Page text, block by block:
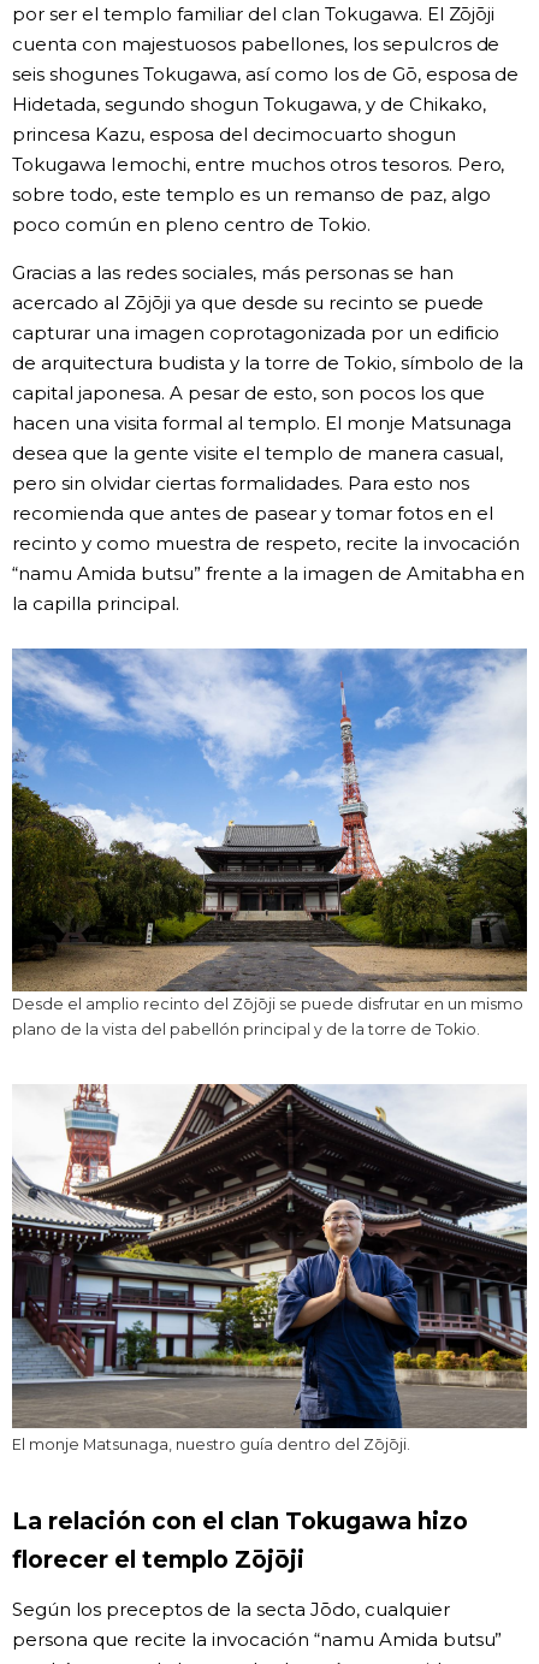
por ser el templo familiar del clan Tokugawa. El Zōjōji
cuenta con majestuosos pabellones, los sepulcros de
seis shogunes Tokugawa, así como los de Gō, esposa de
Hidetada, segundo shogun Tokugawa, y de Chikako,
princesa Kazu, esposa del decimocuarto shogun
Tokugawa Iemochi, entre muchos otros tesoros. Pero,
sobre todo, este templo es un remanso de paz, algo
poco común en pleno centro de Tokio.
Gracias a las redes sociales, más personas se han
acercado al Zōjōji ya que desde su recinto se puede
capturar una imagen coprotagonizada por un edificio
de arquitectura budista y la torre de Tokio, símbolo de la
capital japonesa. A pesar de esto, son pocos los que
hacen una visita formal al templo. El monje Matsunaga
desea que la gente visite el templo de manera casual,
pero sin olvidar ciertas formalidades. Para esto nos
recomienda que antes de pasear y tomar fotos en el
recinto y como muestra de respeto, recite la invocación
“namu Amida butsu” frente a la imagen de Amitabha en
la capilla principal.
Desde el amplio recinto del Zōjōji se puede disfrutar en un mismo
plano de la vista del pabellón principal y de la torre de Tokio.
El monje Matsunaga, nuestro guía dentro del Zōjōji.
La relación con el clan Tokugawa hizo
florecer el templo Zōjōji
Según los preceptos de la secta Jōdo, cualquier
persona que recite la invocación “namu Amida butsu”